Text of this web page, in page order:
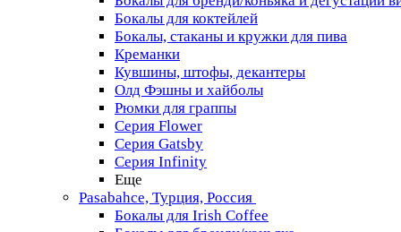
Бокалы для коктейлей
Бокалы, стаканы и кружки для пива
Креманки
Кувшины, штофы, декантеры
Олд Фэшны и хайболы
Рюмки для граппы
Серия Flower
Серия Gatsby
Серия Infinity
Еще
Pasabahce, Турция, Россия
Бокалы для Irish Coffee